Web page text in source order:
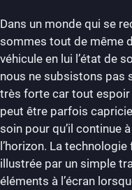
Dans un monde qui se
sommes tout de même
véhicule en lui l’état de
nous ne subsistons pas
très forte car tout espoir
peut être parfois
soin pour qu’il continue
l’horizon. La
illustrée par un simple
éléments à l’écran